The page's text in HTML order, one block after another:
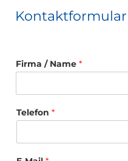
Kontaktformular
Firma / Name *
F
Telefon *